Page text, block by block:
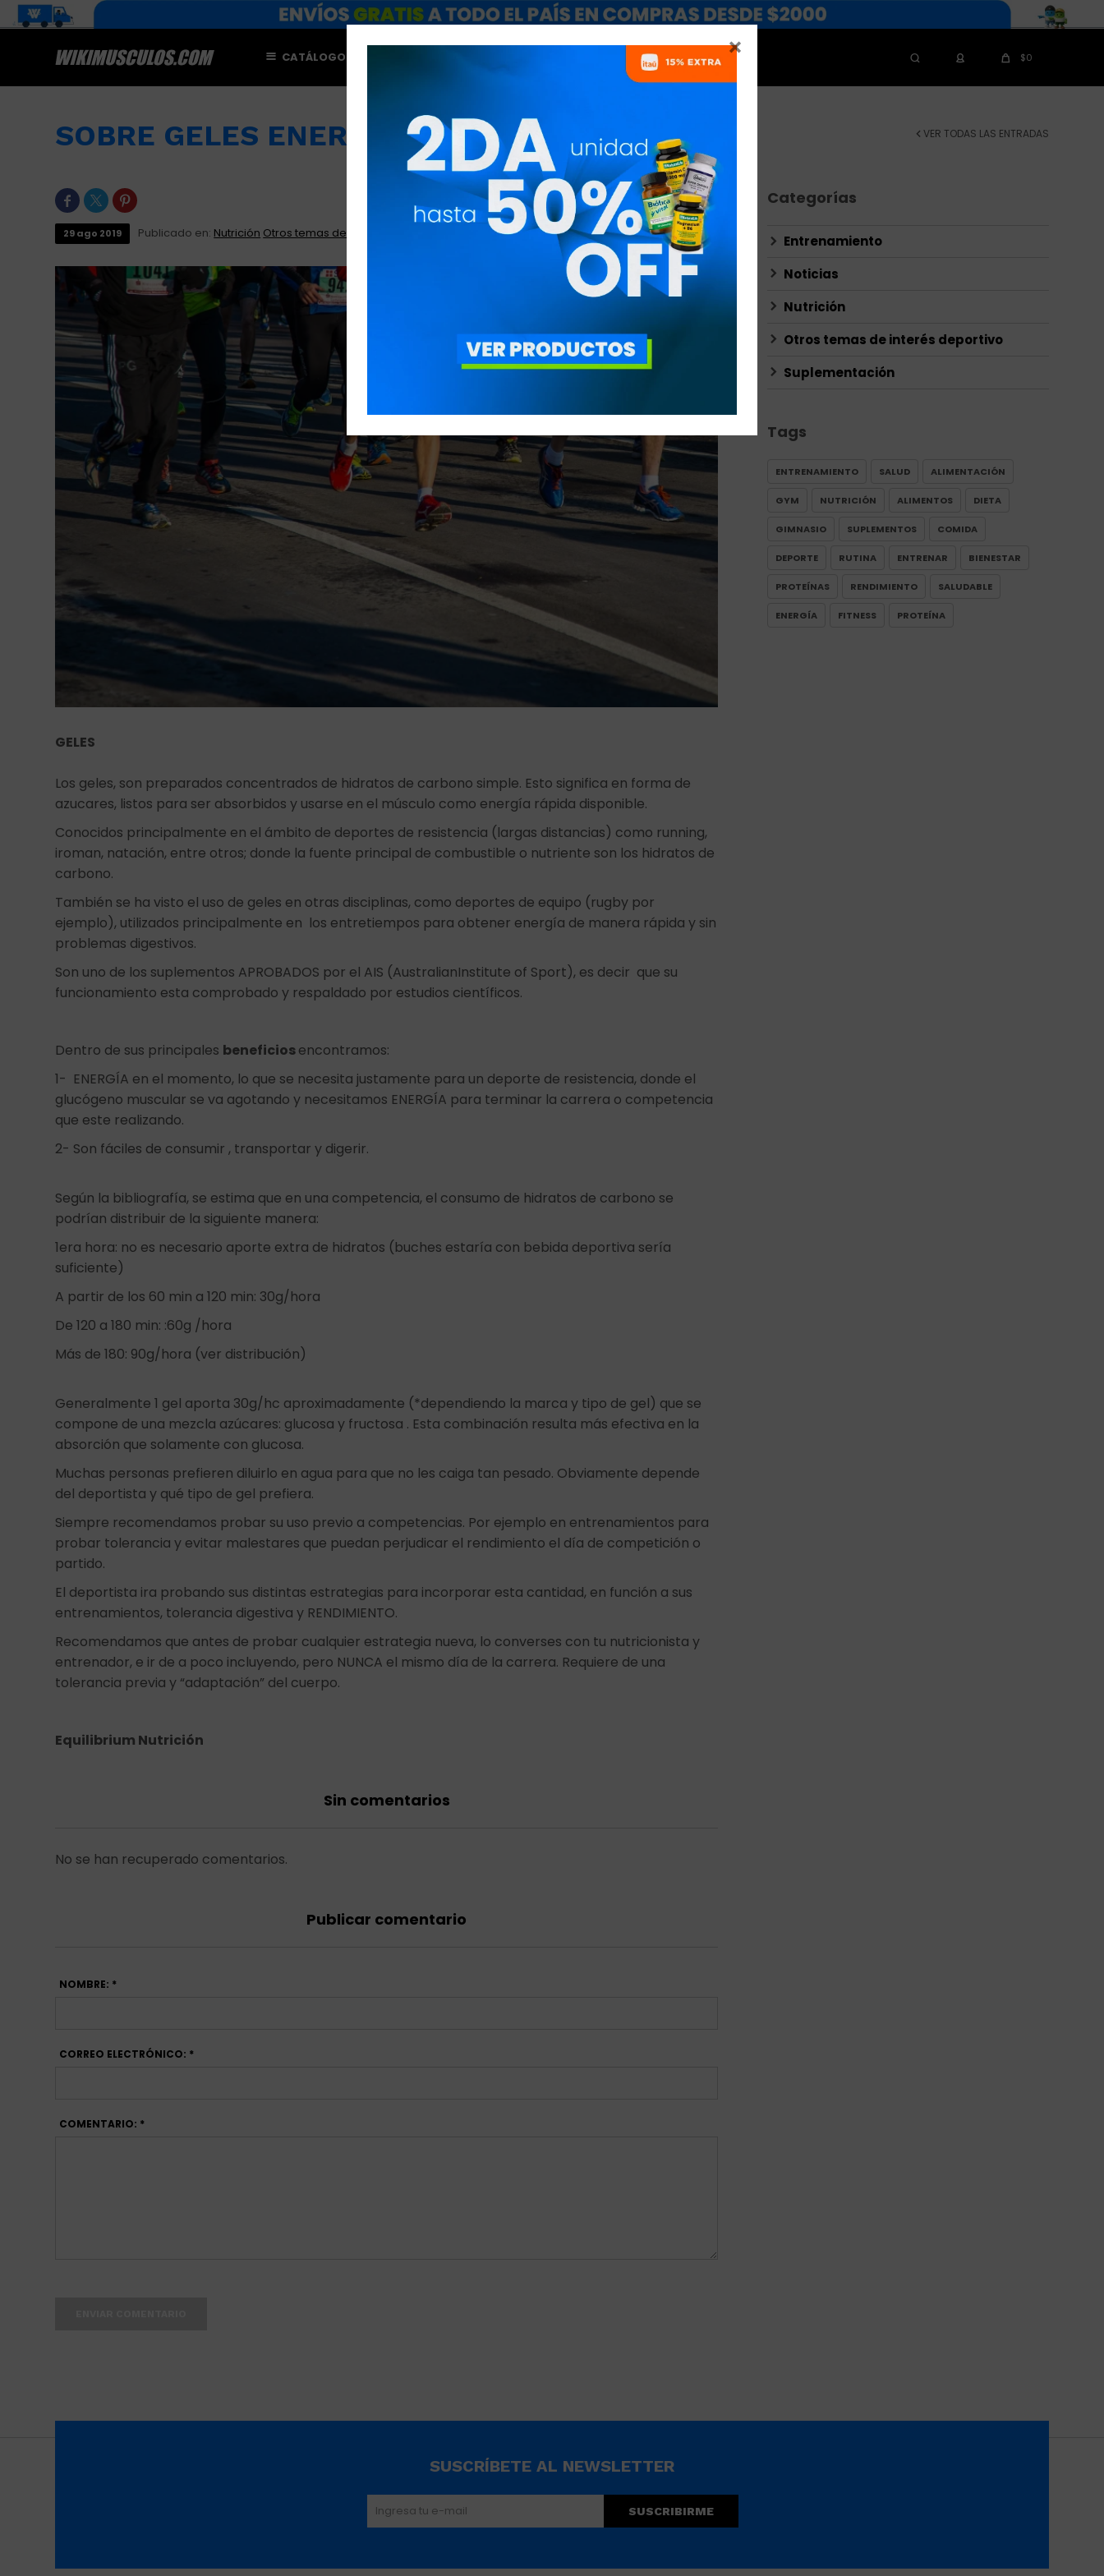

CATÁLOGO NUTRICIONISTAS $0
SOBRE GELES ENERGÉTICOS VER TODAS LAS ENTRADAS
  
29ago 2019 Publicado en: Nutrición Otros temas de interés deportivo Suplementación
GELES
Los geles, son preparados concentrados de hidratos de carbono simple. Esto significa en forma de
azucares, listos para ser absorbidos y usarse en el músculo como energía rápida disponible.
Conocidos principalmente en el ámbito de deportes de resistencia (largas distancias) como running,
iroman, natación, entre otros; donde la fuente principal de combustible o nutriente son los hidratos de
carbono.
También se ha visto el uso de geles en otras disciplinas, como deportes de equipo (rugby por
ejemplo), utilizados principalmente en los entretiempos para obtener energía de manera rápida y sin
problemas digestivos.
Son uno de los suplementos APROBADOS por el AIS (AustralianInstitute of Sport), es decir que su
funcionamiento esta comprobado y respaldado por estudios científicos.
Dentro de sus principales beneficiosencontramos:
1- ENERGÍA en el momento, lo que se necesita justamente para un deporte de resistencia, donde el
glucógeno muscular se va agotando y necesitamos ENERGÍA para terminar la carrera o competencia
que este realizando.
2- Son fáciles de consumir , transportar y digerir.
Según la bibliografía, se estima que en una competencia, el consumo de hidratos de carbono se
podrían distribuir de la siguiente manera:
1era hora: no es necesario aporte extra de hidratos (buches estaría con bebida deportiva sería
suficiente)
A partir de los 60 min a 120 min: 30g/hora
De 120 a 180 min: :60g /hora
Más de 180: 90g/hora (ver distribución)
Generalmente 1 gel aporta 30g/hc aproximadamente (*dependiendo la marca y tipo de gel) que se
compone de una mezcla azúcares: glucosa y fructosa . Esta combinación resulta más efectiva en la
absorción que solamente con glucosa.
Muchas personas prefieren diluirlo en agua para que no les caiga tan pesado. Obviamente depende
del deportista y qué tipo de gel prefiera.
Siempre recomendamos probar su uso previo a competencias. Por ejemplo en entrenamientos para
probar tolerancia y evitar malestares que puedan perjudicar el rendimiento el día de competición o
partido.
El deportista ira probando sus distintas estrategias para incorporar esta cantidad, en función a sus
entrenamientos, tolerancia digestiva y RENDIMIENTO.
Recomendamos que antes de probar cualquier estrategia nueva, lo converses con tu nutricionista y
entrenador, e ir de a poco incluyendo, pero NUNCA el mismo día de la carrera. Requiere de una
tolerancia previa y “adaptación” del cuerpo.
Equilibrium Nutrición
Sin comentarios
No se han recuperado comentarios.
Publicar comentario
NOMBRE: *
CORREO ELECTRÓNICO: *
COMENTARIO: *
Categorías
Entrenamiento
Noticias
Nutrición
Otros temas de interés deportivo
Suplementación
Tags
ENTRENAMIENTO SALUD ALIMENTACIÓN
GYM NUTRICIÓN ALIMENTOS DIETA
GIMNASIO SUPLEMENTOS COMIDA
DEPORTE RUTINA ENTRENAR BIENESTAR
PROTEÍNAS RENDIMIENTO SALUDABLE
ENERGÍA FITNESS PROTEÍNA
SUSCRÍBETE AL NEWSLETTER
SUSCRIBIRME